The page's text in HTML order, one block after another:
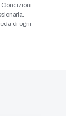
Condizioni
di ogni